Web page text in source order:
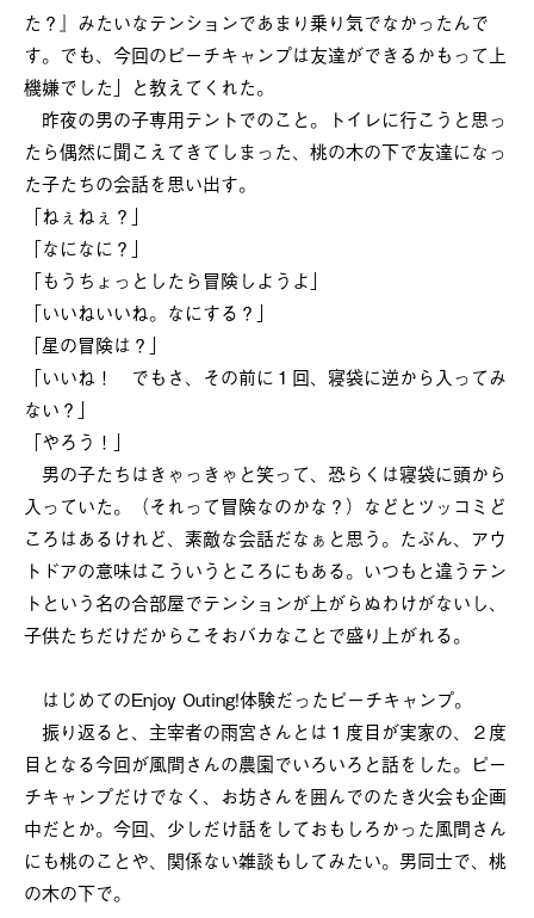
た？』みたいなテンションであまり乗り気でなかったんで
す。でも、今回のピーチキャンプは友達ができるかもって上
機嫌でした」と教えてくれた。
昨夜の男の子専用テントでのこと。トイレに行こうと思っ
たら偶然に聞こえてきてしまった、桃の木の下で友達になっ
た子たちの会話を思い出す。
「ねぇねぇ？」
「なになに？」
「もうちょっとしたら冒険しようよ」
「いいねいいね。なにする？」
「星の冒険は？」
「いいね！ でもさ、その前に１回、寝袋に逆から入ってみ
ない？」
「やろう！」
男の子たちはきゃっきゃと笑って、恐らくは寝袋に頭から
入っていた。（それって冒険なのかな？）などとツッコミど
ころはあるけれど、素敵な会話だなぁと思う。たぶん、アウ
トドアの意味はこういうところにもある。いつもと違うテン
トという名の合部屋でテンションが上がらぬわけがないし、
子供たちだけだからこそおバカなことで盛り上がれる。
はじめてのEnjoy Outing!体験だったピーチキャンプ。
振り返ると、主宰者の雨宮さんとは１度目が実家の、２度
目となる今回が風間さんの農園でいろいろと話をした。ピー
チキャンプだけでなく、お坊さんを囲んでのたき火会も企画
中だとか。今回、少しだけ話をしておもしろかった風間さん
にも桃のことや、関係ない雑談もしてみたい。男同士で、桃
の木の下で。